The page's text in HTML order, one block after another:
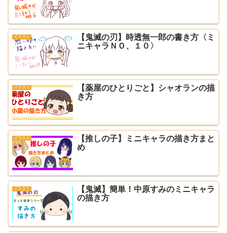
イラスト
【鬼滅の刃】時透無一郎の書き方〈ミ
ニキャラＮＯ、１０〉
イラスト
【薬屋のひとりごと】シャオランの描
き方
イラスト
【推しの子】ミニキャラの描き方まと
め
イラスト
【鬼滅】簡単！中原すみのミニキャラ
の描き方